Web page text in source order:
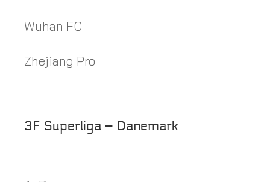
Wuhan FC
Zhejiang Pro
3F Superliga – Danemark